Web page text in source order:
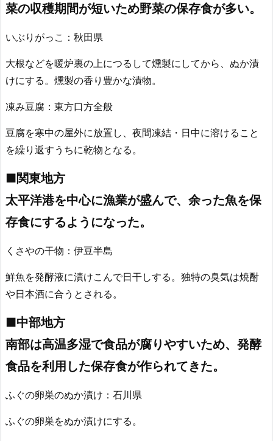
菜の収穫期間が短いため野菜の保存食が多い。
いぶりがっこ：秋田県
大根などを暖炉裏の上につるして燻製にしてから、ぬか漬
けにする。燻製の香り豊かな漬物。
凍み豆腐：東方口方全般
豆腐を寒中の屋外に放置し、夜間凍結・日中に溶けること
を繰り返すうちに乾物となる。
■関東地方
太平洋港を中心に漁業が盛んで、余った魚を保
存食にするようになった。
くさやの干物：伊豆半島
鮮魚を発酵液に漬けこんで日干しする。独特の臭気は焼酎
や日本酒に合うとされる。
■中部地方
南部は高温多湿で食品が腐りやすいため、発酵
食品を利用した保存食が作られてきた。
ふぐの卵巣のぬか漬け：石川県
ふぐの卵巣をぬか漬けにする。